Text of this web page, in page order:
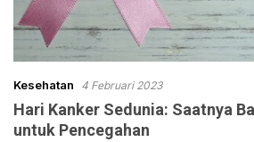
Kesehatan 4 Februari 2023
Hari Kanker Sedunia: Saatnya
untuk Pencegahan